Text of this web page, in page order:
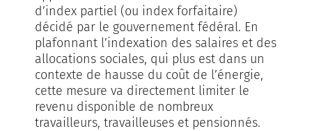
d’index partiel (ou index forfaitaire)
décidé par le gouvernement fédéral. En
plafonnant l’indexation des salaires et des
allocations sociales, qui plus est dans un
contexte de hausse du coût de l’énergie,
cette mesure va directement limiter le
revenu disponible de nombreux
travailleurs, travailleuses et pensionnés.